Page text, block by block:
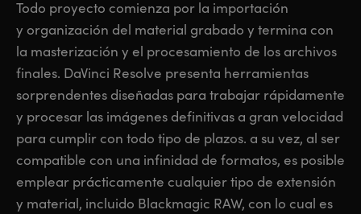
Fusion
Fairlight
Colaboración
Teclado
Paneles
Finland
France
Hong Kong SAR, China
India
Italy
Finland
France
Hong Kong SAR, China
India
Italy
Todo proyecto comienza por la importación
y organización del material grabado y termina con
la masterización y el procesamiento de los archivos
finales. DaVinci Resolve presenta herramientas
sorprendentes diseñadas para trabajar rápidamente
y procesar las imágenes definitivas a gran velocidad
para cumplir con todo tipo de plazos. a su vez, al ser
compatible con una infinidad de formatos, es posible
emplear prácticamente cualquier tipo de extensión
y material, incluido Blackmagic RAW, con lo cual es